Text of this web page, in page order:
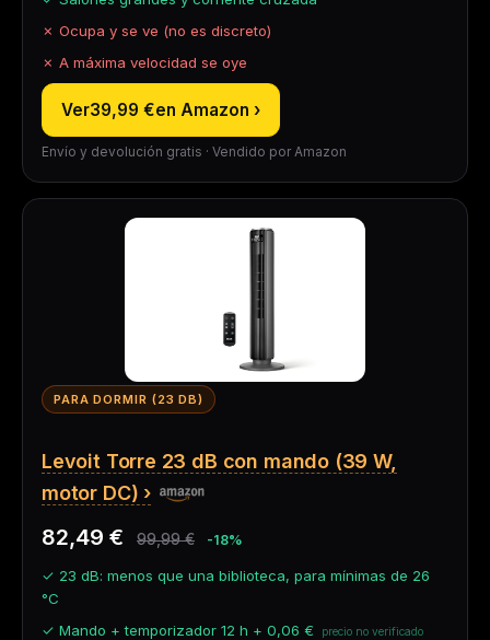
✗ Ocupa y se ve (no es discreto)
✗ A máxima velocidad se oye
Ver39,99 €en Amazon ›
Envío y devolución gratis · Vendido por Amazon
PARA DORMIR (23 DB)
Levoit Torre 23 dB con mando (39 W,
motor DC)
82,49 € 99,99 € -18%
✓ 23 dB: menos que una biblioteca, para mínimas de 26
°C
✓ Mando + temporizador 12 h + 0,06 €